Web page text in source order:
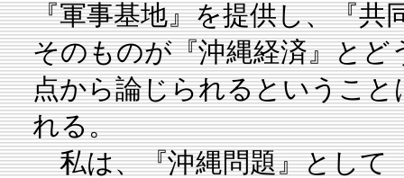
『軍事基地』を提供し、『共
そのものが『沖縄経済』と
点から論じられるというこ
れる。
私は、『沖縄問題』として